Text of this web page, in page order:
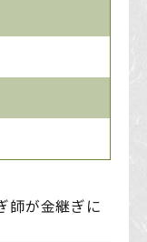
師が金継ぎに